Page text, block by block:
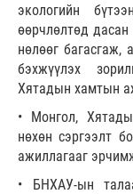
экологийн
өөрчлөлтөд дасан
нөлөөг багасгаж,
бэхжүүлэх
Хятадын хамтын
• Монгол,
нөхөн сэргээлт
ажиллагааг
• БНХАУ-ын